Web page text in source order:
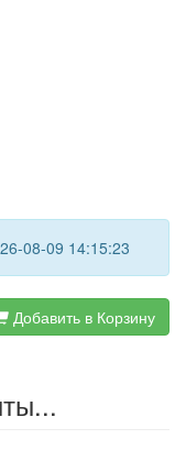
08-09 14:15:23
Добавить в Корзину